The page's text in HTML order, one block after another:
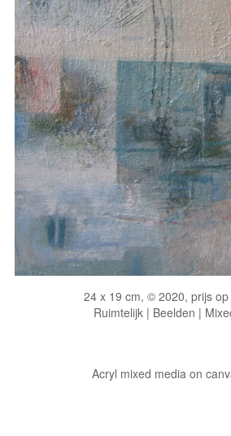
24 x 19 cm, © 2020, prijs
Ruimtelijk | Beelden |
Acryl mixed media on